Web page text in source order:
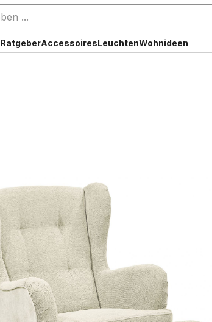
RatgeberAccessoiresLeuchtenWohnideen